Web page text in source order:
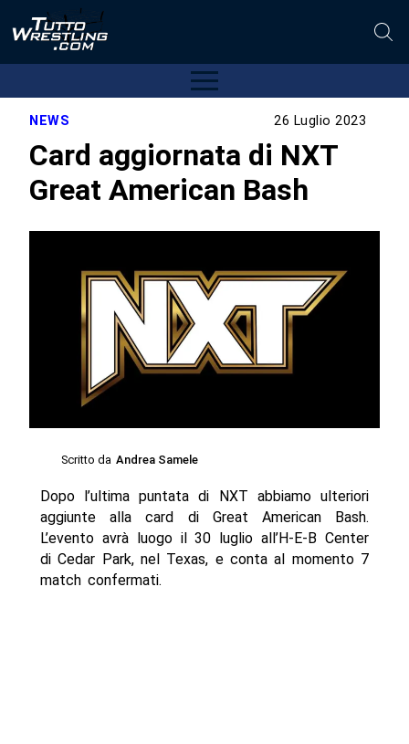
NEWS 26 Luglio 2023
Card aggiornata di NXT
Great American Bash
Scritto da Andrea Samele
Dopo l’ultima puntata di NXT abbiamo ulteriori
aggiunte alla card di Great American Bash.
L’evento avrà luogo il 30 luglio all’H-E-B Center
di Cedar Park, nel Texas, e conta al momento 7
match confermati.